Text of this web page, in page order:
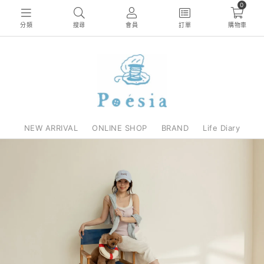
分類 搜尋 會員 訂單
0
購物車
NEW ARRIVAL ONLINE SHOP BRAND Life Diary